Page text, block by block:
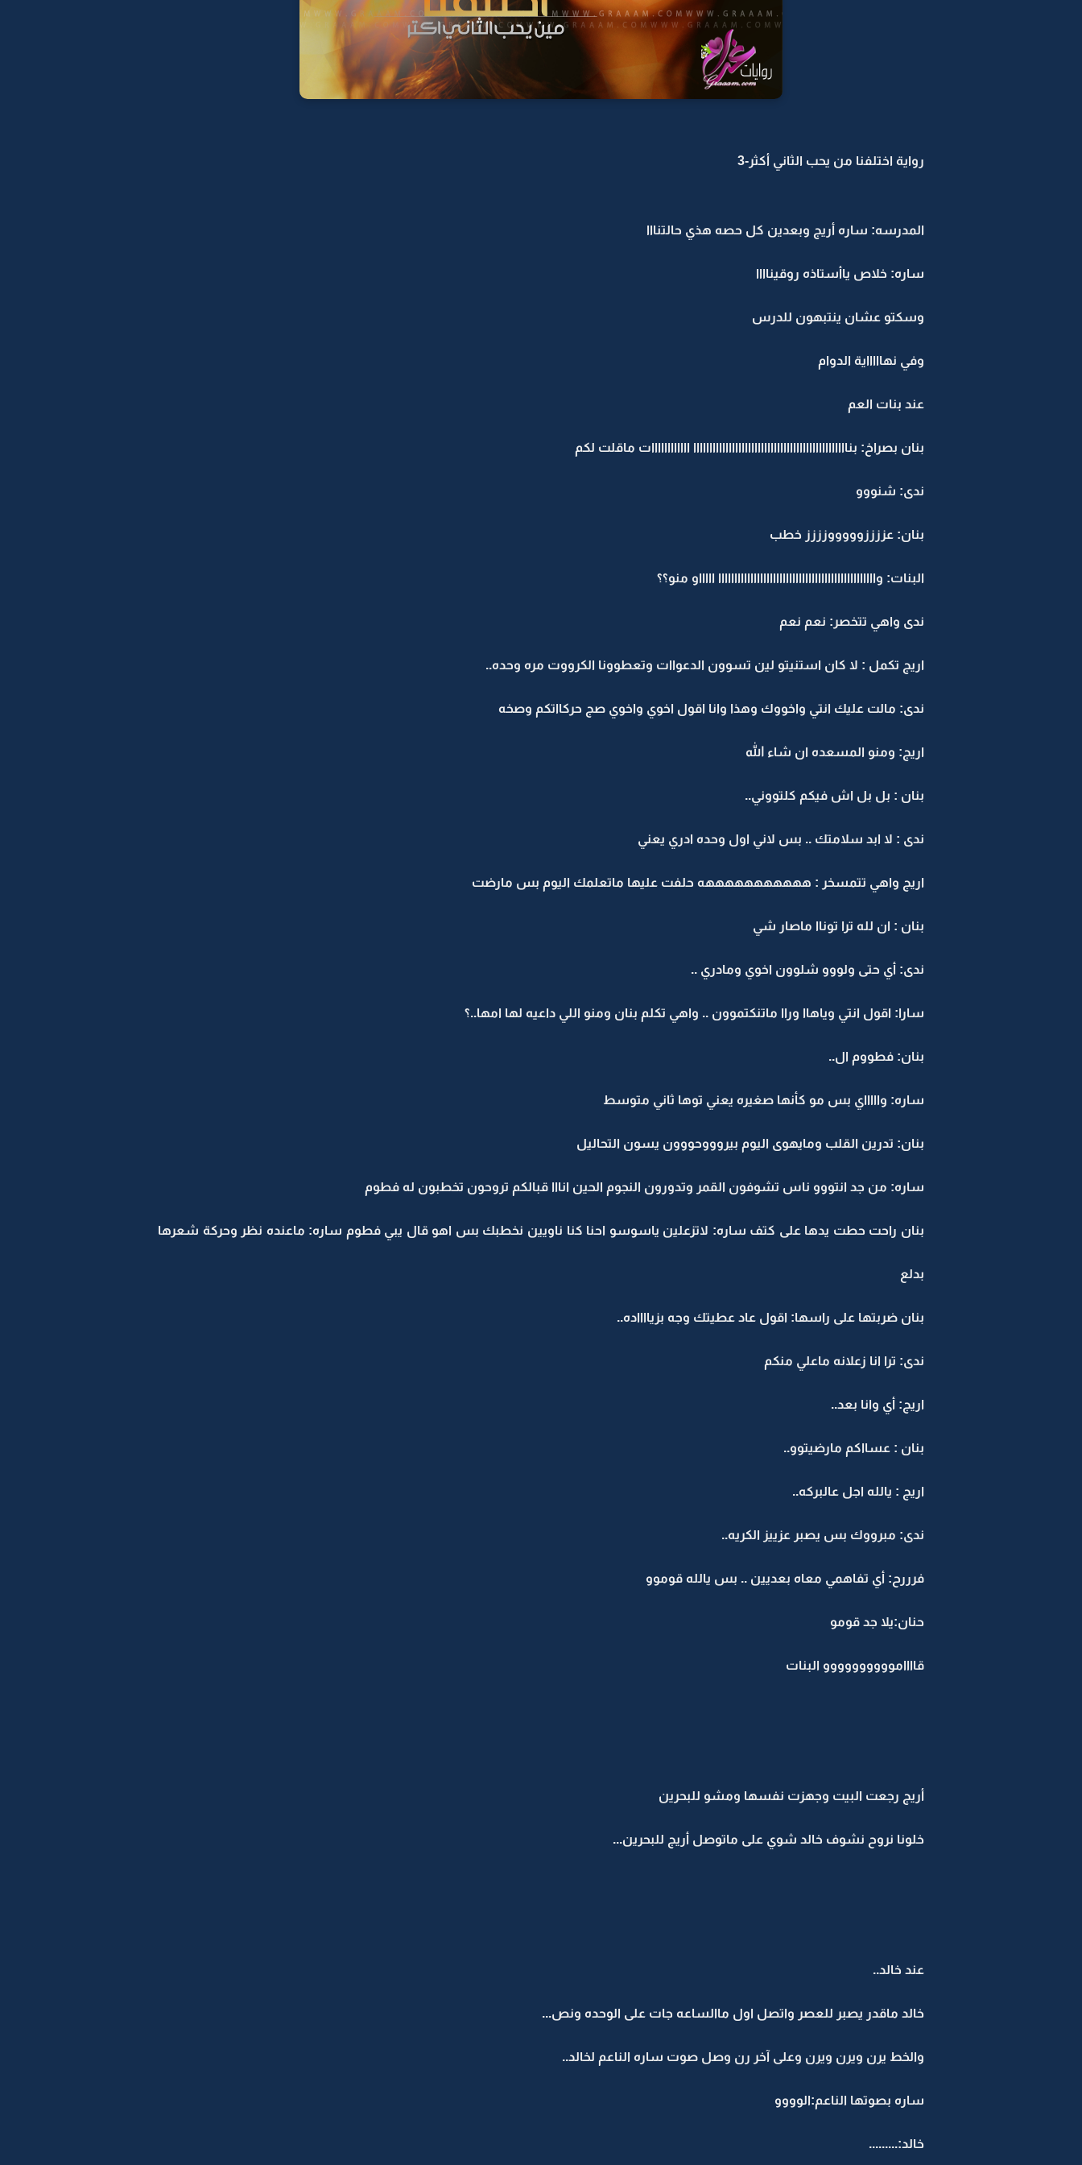
رواية اختلفنا من يحب الثاني أكثر-3
المدرسه: ساره أريج وبعدين كل حصه هذي حالتنااا
ساره: خلاص ياأستاذه روقيناااا
وسكتو عشان ينتبهون للدرس
وفي نهاااااية الدوام
عند بنات العم
بنان بصراخ: بناااااااااااااااااااااااااااااااااااااااااااااااا اااااااااااات ماقلت لكم
ندى: شنووو
بنان: عززززوووووزززز خطب
البنات: وااااااااااااااااااااااااااااااااااااااااااااااااا اااااو منو؟؟
ندى واهي تتخصر: نعم نعم
اريج تكمل : لا كان استنيتو لين تسوون الدعواات وتعطوونا الكرووت مره وحده..
ندى: مالت عليك انتي واخووك وهذا وانا اقول اخوي واخوي صج حركااتكم وصخه
اريج: ومنو المسعده ان شاء الله
بنان : بل بل اش فيكم كلتووني..
ندى : لا ابد سلامتك .. بس لاني اول وحده ادري يعني
اريج واهي تتمسخر : هههههههههههه حلفت عليها ماتعلمك اليوم بس مارضت
بنان : ان لله ترا توناا ماصار شي
ندى: أي حتى ولووو شلوون اخوي ومادري ..
سارا: اقول انتي وياهاا وراا ماتنكتموون .. واهي تكلم بنان ومنو اللي داعيه لها امها..؟
بنان: فطووم ال..
ساره: واااااي بس مو كأنها صغيره يعني توها ثاني متوسط
بنان: تدرين القلب ومايهوى اليوم بيروووحووون يسون التحاليل
ساره: من جد انتووو ناس تشوفون القمر وتدورون النجوم الحين انااا قبالكم تروحون تخطبون له فطوم
بنان راحت حطت يدها على كتف ساره: لاتزعلين ياسوسو احنا كنا ناويين نخطبك بس اهو قال يبي فطوم ساره: ماعنده نظر وحركة شعرها
بدلع
بنان ضربتها على راسها: اقول عاد عطيتك وجه بزيااااده..
ندى: ترا انا زعلانه ماعلي منكم
اريج: أي وانا بعد..
بنان : عسااكم مارضيتوو..
اريج : يالله اجل عالبركه..
ندى: مبرووك بس يصبر عزييز الكريه..
فرررح: أي تفاهمي معاه بعديين .. بس يالله قوموو
حنان:يلا جد قومو
قااااموووووووووو البنات
أريج رجعت البيت وجهزت نفسها ومشو للبحرين
خلونا نروح نشوف خالد شوي على ماتوصل أريج للبحرين...
عند خالد..
خالد ماقدر يصبر للعصر واتصل اول ماالساعه جات على الوحده ونص...
والخط يرن ويرن ويرن وعلى آخر رن وصل صوت ساره الناعم لخالد..
ساره بصوتها الناعم:الوووو
خالد:.........